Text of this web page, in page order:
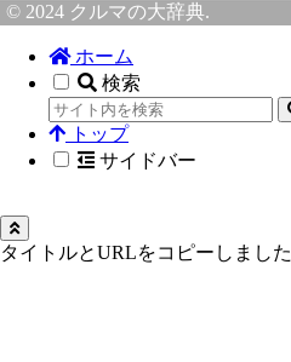
© 2024 クルマの大辞典.
ホーム
検索
トップ
サイドバー
タイトルとURLをコピーしました